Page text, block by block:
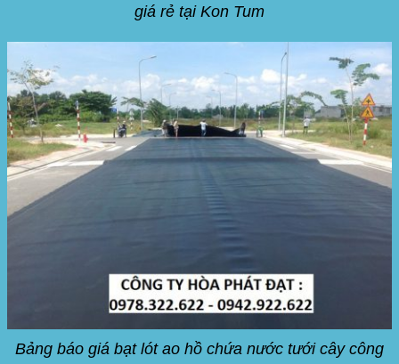
giá rẻ tại Kon Tum
Bảng báo giá bạt lót ao hồ chứa nước tưới cây công